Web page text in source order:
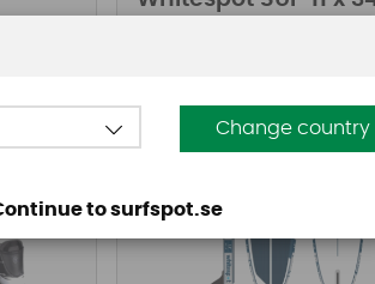
Change country
to surfspot.se